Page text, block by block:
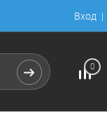
Вход
0